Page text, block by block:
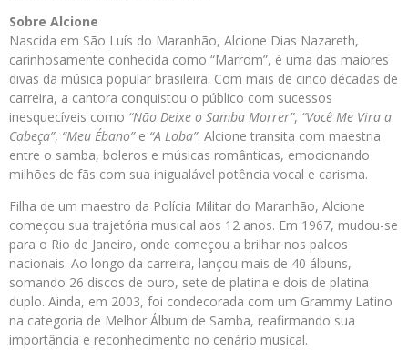
Sobre Alcione
Nascida em São Luís do Maranhão, Alcione Dias Nazareth,
carinhosamente conhecida como “Marrom”, é uma das maiores
divas da música popular brasileira. Com mais de cinco décadas de
carreira, a cantora conquistou o público com sucessos
inesquecíveis como “Não Deixe o Samba Morrer”, “Você Me Vira a
Cabeça”, “Meu Ébano”e “A Loba”. Alcione transita com maestria
entre o samba, boleros e músicas românticas, emocionando
milhões de fãs com sua inigualável potência vocal e carisma.
Filha de um maestro da Polícia Militar do Maranhão, Alcione
começou sua trajetória musical aos 12 anos. Em 1967, mudou-se
para o Rio de Janeiro, onde começou a brilhar nos palcos
nacionais. Ao longo da carreira, lançou mais de 40 álbuns,
somando 26 discos de ouro, sete de platina e dois de platina
duplo. Ainda, em 2003, foi condecorada com um Grammy Latino
na categoria de Melhor Álbum de Samba, reafirmando sua
importância e reconhecimento no cenário musical.